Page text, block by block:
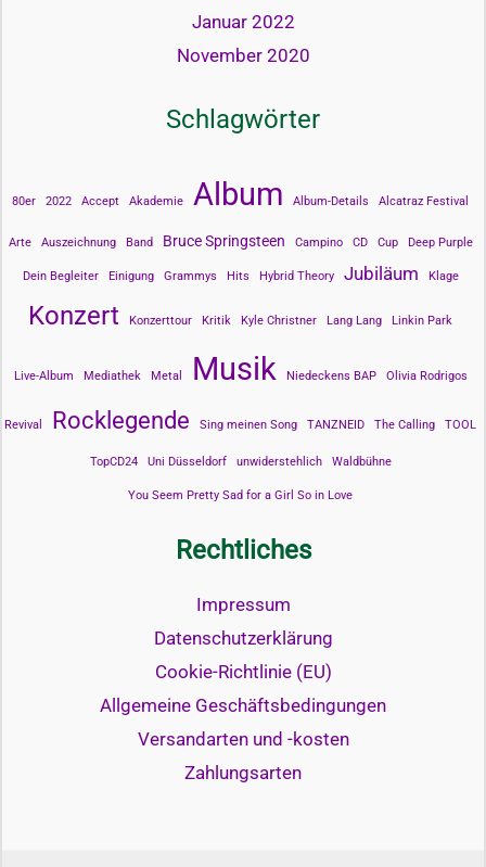
Januar 2022
November 2020
Schlagwörter
80er 2022 Accept Akademie Album Album-Details Alcatraz Festival
Arte Auszeichnung Band Bruce Springsteen Campino CD Cup Deep Purple
Dein Begleiter Einigung Grammys Hits Hybrid Theory Jubiläum Klage
Konzert Konzerttour Kritik Kyle Christner Lang Lang Linkin Park
Live-Album Mediathek Metal Musik Niedeckens BAP Olivia Rodrigos
Revival Rocklegende Sing meinen Song TANZNEID The Calling TOOL
TopCD24 Uni Düsseldorf unwiderstehlich Waldbühne
You Seem Pretty Sad for a Girl So in Love
Rechtliches
Impressum
Datenschutzerklärung
Cookie-Richtlinie (EU)
Allgemeine Geschäftsbedingungen
Versandarten und -kosten
Zahlungsarten